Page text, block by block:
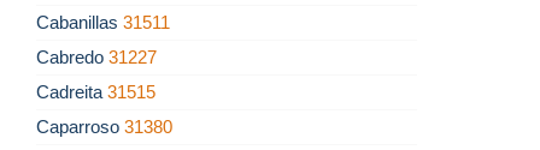
Cabanillas 31511
Cabredo 31227
Cadreita 31515
Caparroso 31380